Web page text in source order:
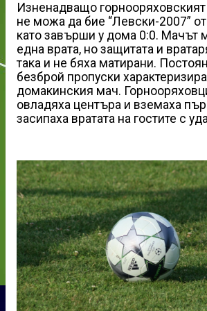
Изненадващо
не можа да бие “Левски-2007”
като завърши у дома 0:0. Мачът
една врата, но защитата и
така и не бяха матирани.
безброй пропуски
домакинския мач.
овладяха центъра и вземаха
засипаха вратата на гостите с